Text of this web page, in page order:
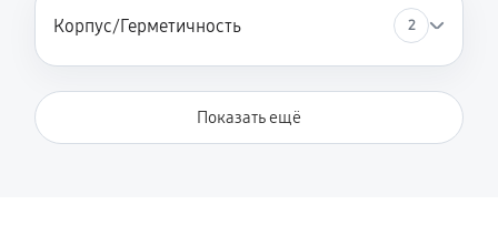
Корпус/Герметичность 2
Показать ещё